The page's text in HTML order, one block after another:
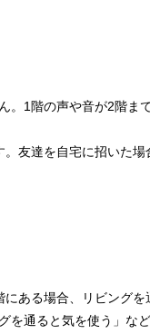
。1階の声や音が2階ま
友達を自宅に招いた
ある場合、リビング
通ると気を使う」な